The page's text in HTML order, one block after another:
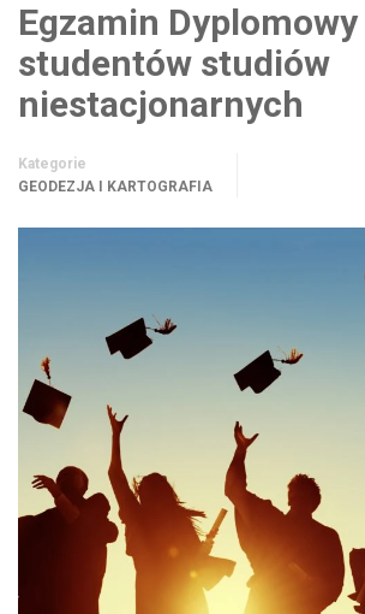
Egzamin Dyplomowy
studentów studiów
niestacjonarnych
Kategorie
GEODEZJA I KARTOGRAFIA